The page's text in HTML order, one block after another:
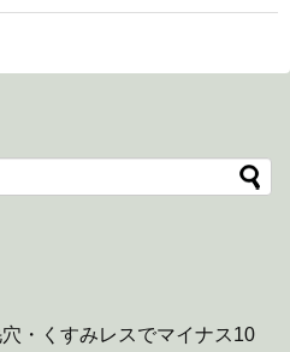
・くすみレスでマイナス10